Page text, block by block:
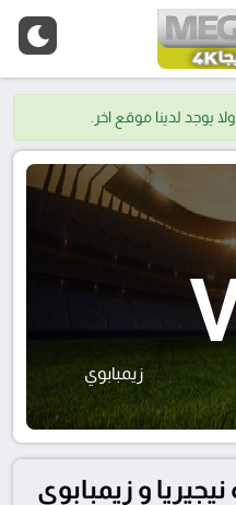
زيمبابوي
و زيمبابوي